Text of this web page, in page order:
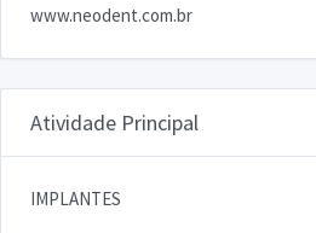
www.neodent.com.br
Atividade Principal
IMPLANTES